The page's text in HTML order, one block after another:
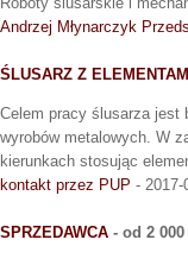
Andrzej Młynarczyk
ŚLUSARZ Z
Celem pracy ślusarza jest
wyrobów metalowych. W
kierunkach stosując
kontakt przez PUP - 2017-
SPRZEDAWCA - od 2 000